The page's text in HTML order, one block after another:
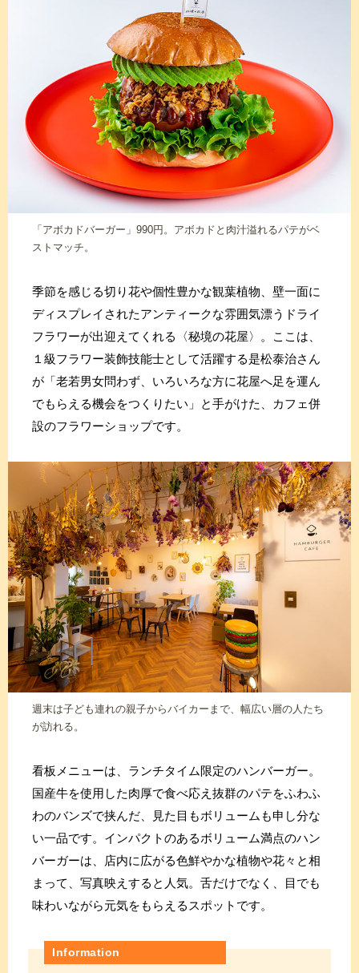
「アボカドバーガー」990円。アボカドと肉汁溢れるパテがベ
ストマッチ。
季節を感じる切り花や個性豊かな観葉植物、壁一面に
ディスプレイされたアンティークな雰囲気漂うドライ
フラワーが出迎えてくれる〈秘境の花屋〉。ここは、
１級フラワー装飾技能士として活躍する是松泰治さん
が「老若男女問わず、いろいろな方に花屋へ足を運ん
でもらえる機会をつくりたい」と手がけた、カフェ併
設のフラワーショップです。
週末は子ども連れの親子からバイカーまで、幅広い層の人たち
が訪れる。
看板メニューは、ランチタイム限定のハンバーガー。
国産牛を使用した肉厚で食べ応え抜群のパテをふわふ
わのバンズで挟んだ、見た目もボリュームも申し分な
い一品です。インパクトのあるボリューム満点のハン
バーガーは、店内に広がる色鮮やかな植物や花々と相
まって、写真映えすると人気。舌だけでなく、目でも
味わいながら元気をもらえるスポットです。
Information